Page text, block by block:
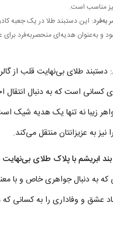
مناسب است.
: این دستبند طلا در یک جعبه
به‌عنوان هدیه‌ای منحصربه‌فرد برای
: دستبند طلای بی‌نهایت قلب از
کسانی است که به دنبال
زیبا نه تنها یک هدیه شیک
به عزیزانتان منتقل می‌کند.
ابریشم با پلاک طلای
که به دنبال جواهری خاص و با
عشق و وفاداری را به کسانی